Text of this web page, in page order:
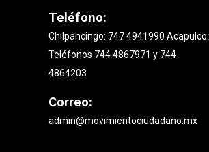
Teléfono:
Chilpancingo: 747 4941990 Acapulco:
Teléfonos 744 4867971 y 744
4864203
Correo:
admin@movimientociudadano.mx